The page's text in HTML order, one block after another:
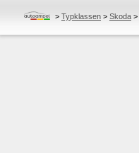
> Typklassen > Skoda >